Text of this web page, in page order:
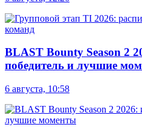
BLAST Bounty Season 2
победитель и лучшие
6 августа, 10:58